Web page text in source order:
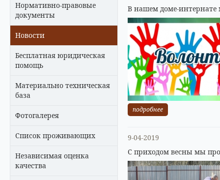
Нормативно-правовые
документы
Новости
Бесплатная юридическая
помощь
Материально техническая
база
Фотогалерея
Список проживающих
Независимая оценка
качества
В нашем доме-интернате
подробнее
9-04-2019
С приходом весны мы